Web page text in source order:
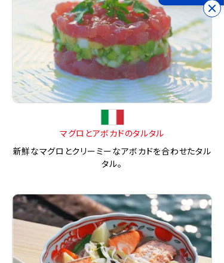
マグロとアボカドのタルタル
新鮮なマグロとクリーミーなアボカドを合わせたタル
タル。